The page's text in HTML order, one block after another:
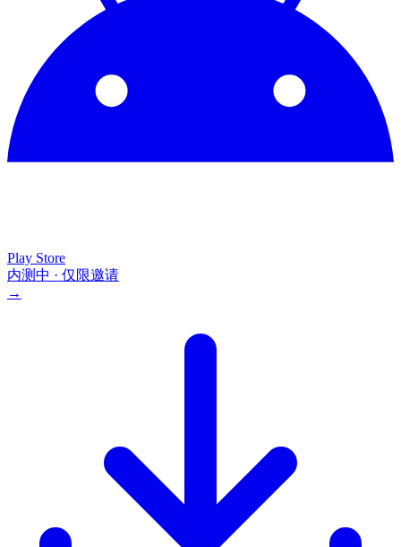
Play Store
内测中 · 仅限邀请
→